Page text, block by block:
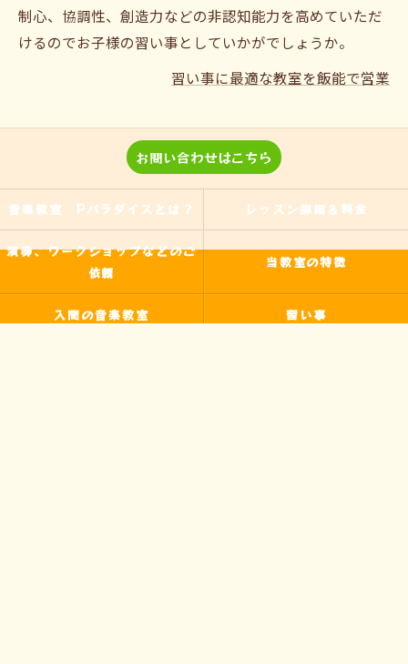
制心、協調性、創造力などの非認知能力を高めていただ
けるのでお子様の習い事としていかがでしょうか。
習い事に最適な教室を飯能で営業
お問い合わせはこちら
音楽教室 Pパラダイスとは？ レッスン詳細＆料金
演奏、ワークショップなどのご
依頼
当教室の特徴
入間の音楽教室 習い事